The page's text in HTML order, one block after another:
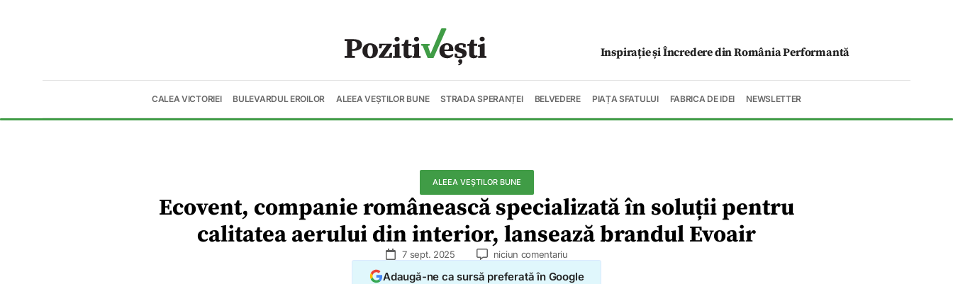
Inspirație și Încredere din România Performantă
CALEA VICTORIEI BULEVARDUL EROILOR ALEEA VEȘTILOR BUNE STRADA SPERANȚEI BELVEDERE PIAȚA SFATULUI FABRICA DE IDEI NEWSLETTER
ALEEA VEȘTILOR BUNE
Ecovent, companie românească specializată în soluții pentru
calitatea aerului din interior, lansează brandul Evoair
7 sept. 2025 niciun comentariu
Adaugă-ne ca sursă preferată în Google